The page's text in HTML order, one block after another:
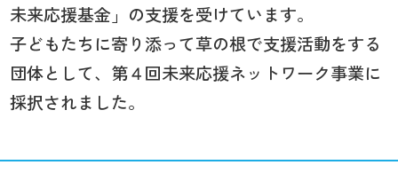
未来応援基金」の支援を受けています。
子どもたちに寄り添って草の根で支援活動をする
団体として、第４回未来応援ネットワーク事業に
採択されました。